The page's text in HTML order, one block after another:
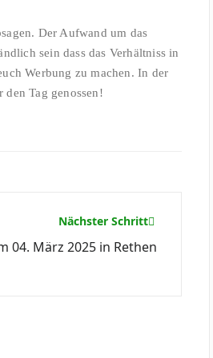
Der Aufwand um das
sein dass das Verhältniss in
Werbung zu machen. In der
den Tag genossen!
Nächster Schritt
04. März 2025 in Rethen